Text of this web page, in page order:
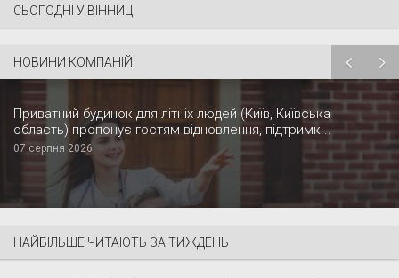
СЬОГОДНІ У ВІННИЦІ
НОВИНИ КОМПАНІЙ
Приватний будинок для літніх людей (Київ, Київська
область) пропонує гостям відновлення, підтримк...
07 серпня 2026
НАЙБІЛЬШЕ ЧИТАЮТЬ ЗА ТИЖДЕНЬ